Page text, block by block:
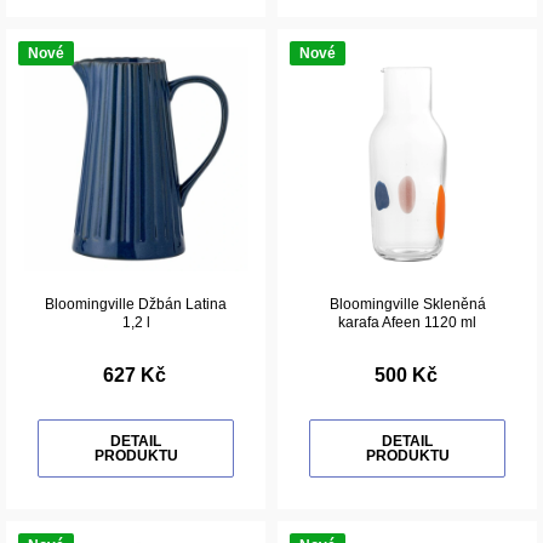
Nové
Bloomingville Džbán Latina
1,2 l
627 Kč
DETAIL
PRODUKTU
Nové
Bloomingville Skleněná
karafa Afeen 1120 ml
500 Kč
DETAIL
PRODUKTU